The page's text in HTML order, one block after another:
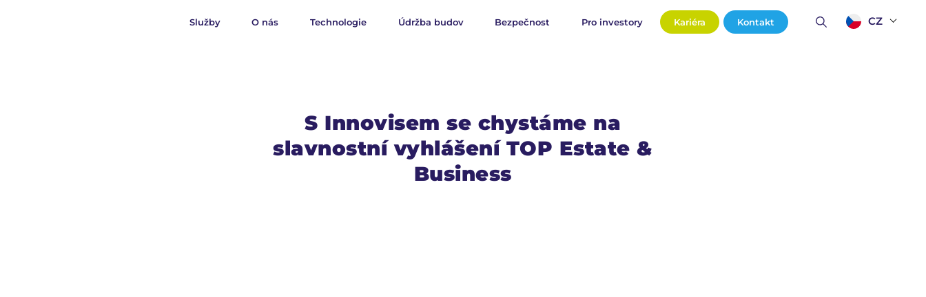
Služby O nás Technologie Údržba budov Bezpečnost Pro investory Kariéra Kontakt CZ
S Innovisem se chystáme na
slavnostní vyhlášení TOP Estate &
Business